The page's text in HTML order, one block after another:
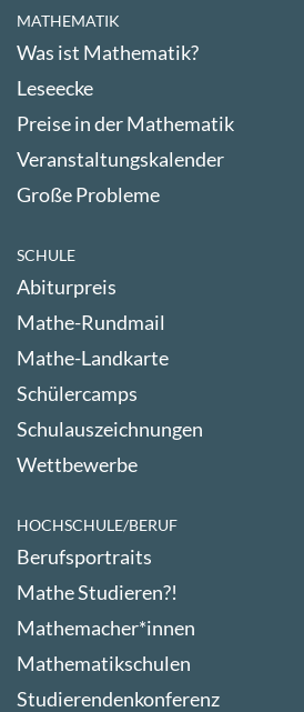
MATHEMATIK
Was ist Mathematik?
Leseecke
Preise in der Mathematik
Veranstaltungskalender
Große Probleme
SCHULE
Abiturpreis
Mathe-Rundmail
Mathe-Landkarte
Schülercamps
Schulauszeichnungen
Wettbewerbe
HOCHSCHULE/BERUF
Berufsportraits
Mathe Studieren?!
Mathemacher*innen
Mathematikschulen
Studierendenkonferenz